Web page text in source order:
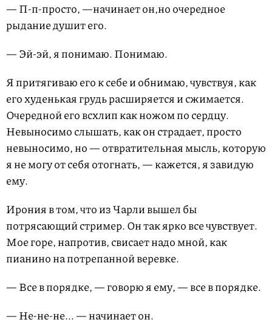
— П-п-просто, —начинает он,но очередное
рыдание душит его.
— Эй-эй, я понимаю. Понимаю.
Я притягиваю его к себе и обнимаю, чувствуя, как
его худенькая грудь расширяется и сжимается.
Очередной его всхлип как ножом по сердцу.
Невыносимо слышать, как он страдает, просто
невыносимо, но — отвратительная мысль, которую
я не могу от себя отогнать, — кажется, я завидую
ему.
Ирония в том, что из Чарли вышел бы
потрясающий стример. Он так ярко все чувствует.
Мое горе, напротив, свисает надо мной, как
пианино на потрепанной веревке.
— Все в порядке, — говорю я ему, — все в порядке.
— Не-не-не... — начинает он.